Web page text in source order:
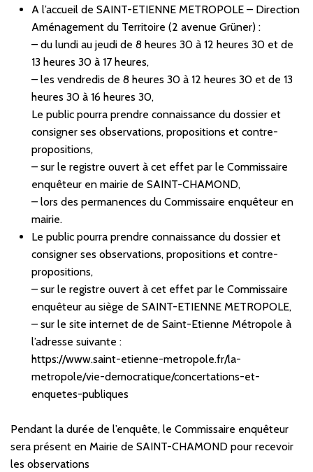
A l’accueil de SAINT-ETIENNE METROPOLE – Direction
Aménagement du Territoire (2 avenue Grüner) :
– du lundi au jeudi de 8 heures 30 à 12 heures 30 et de
13 heures 30 à 17 heures,
– les vendredis de 8 heures 30 à 12 heures 30 et de 13
heures 30 à 16 heures 30,
Le public pourra prendre connaissance du dossier et
consigner ses observations, propositions et contre-
propositions,
– sur le registre ouvert à cet effet par le Commissaire
enquêteur en mairie de SAINT-CHAMOND,
– lors des permanences du Commissaire enquêteur en
mairie.
Le public pourra prendre connaissance du dossier et
consigner ses observations, propositions et contre-
propositions,
– sur le registre ouvert à cet effet par le Commissaire
enquêteur au siège de SAINT-ETIENNE METROPOLE,
– sur le site internet de de Saint-Etienne Métropole à
l’adresse suivante :
https://www.saint-etienne-metropole.fr/la-
metropole/vie-democratique/concertations-et-
enquetes-publiques
Pendant la durée de l’enquête, le Commissaire enquêteur
sera présent en Mairie de SAINT-CHAMOND pour recevoir
les observations